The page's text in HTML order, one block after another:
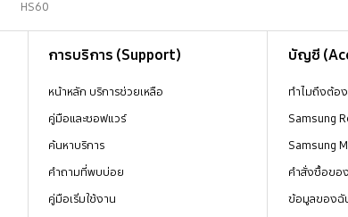
HS60
การบริการ (Support)
หน้าหลัก บริการช่วยเหลือ
คู่มือและซอฟแวร์
ค้นหาบริการ
คำถามที่พบบ่อย
คู่มือเริ่มใช้งาน
บัญชี
ทำไมถึงต้อ
Samsung
Samsung
คำสั่งซื้อขอ
ข้อมูลของฉั